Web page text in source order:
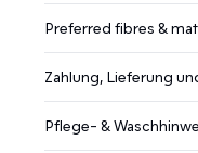
Preferred fibres &
Zahlung, Lieferung
Pflege- &